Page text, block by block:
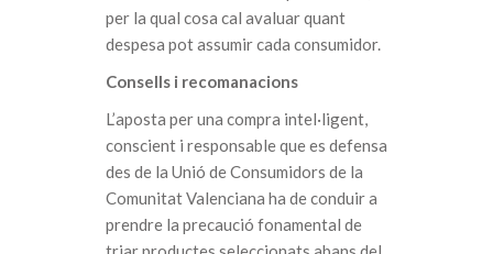
per la qual cosa cal avaluar quant
despesa pot assumir cada consumidor.
Consells i recomanacions
L’aposta per una compra intel·ligent,
conscient i responsable que es defensa
des de la Unió de Consumidors de la
Comunitat Valenciana ha de conduir a
prendre la precaució fonamental de